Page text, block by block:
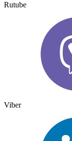
Rutube
Viber